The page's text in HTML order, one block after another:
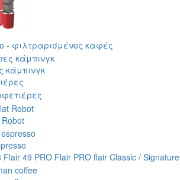
- φιλτραρισμένος καφές
κάμπινγκ
Flair 49 PRO Flair PRO flair Classic / Signature